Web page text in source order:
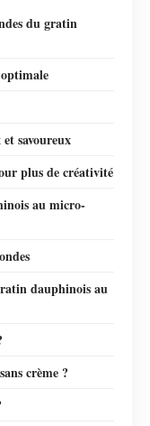
du gratin
savoureux
plus de créativité
au micro-
dauphinois au
crème ?